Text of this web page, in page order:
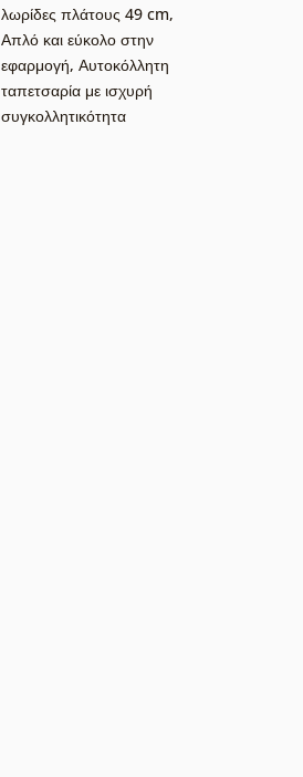
λωρίδες πλάτους 49 cm,
Απλό και εύκολο στην
εφαρμογή, Αυτοκόλλητη
ταπετσαρία με ισχυρή
συγκολλητικότητα